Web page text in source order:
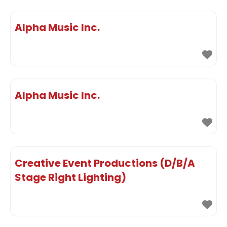
Alpha Music Inc.
Alpha Music Inc.
Creative Event Productions (D/B/A
Stage Right Lighting)